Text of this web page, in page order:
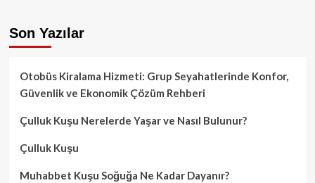
Son Yazılar
Otobüs Kiralama Hizmeti: Grup Seyahatlerinde Konfor,
Güvenlik ve Ekonomik Çözüm Rehberi
Çulluk Kuşu Nerelerde Yaşar ve Nasıl Bulunur?
Çulluk Kuşu
Muhabbet Kuşu Soğuğa Ne Kadar Dayanır?